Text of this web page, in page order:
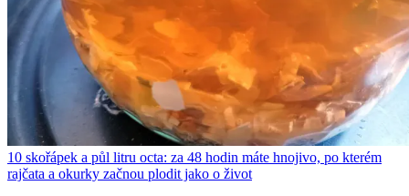
10 skořápek a půl litru octa: za 48 hodin máte hnojivo, po kterém
rajčata a okurky začnou plodit jako o život